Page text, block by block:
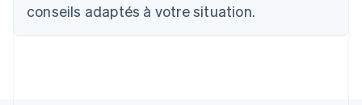
conseils adaptés à votre situation.
Chine continentale